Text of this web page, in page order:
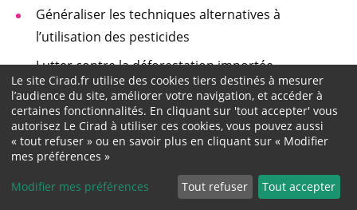
Généraliser les techniques alternatives à
l’utilisation des pesticides
Lutter contre la déforestation importée
Lutter contre l’artificialisation des sols
En parallèle, le gouvernement français a également
été le porteur principal de six autres motions. Trois
d'entre elles impliquaient le comité français et le
Le site Cirad.fr utilise des cookies tiers destinés à mesurer
l’audience du site, améliorer votre navigation, et accéder à
certaines fonctionnalités. En cliquant sur 'tout accepter' vous
autorisez Le Cirad à utiliser ces cookies, vous pouvez aussi
« tout refuser » ou en savoir plus en cliquant sur « Modifier
mes préférences »
Modifier mes préférences Tout refuser Tout accepter